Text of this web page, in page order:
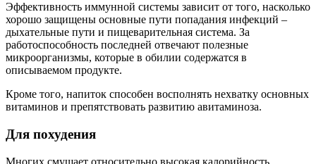
Эффективность иммунной системы зависит от того, насколько
хорошо защищены основные пути попадания инфекций –
дыхательные пути и пищеварительная система. За
работоспособность последней отвечают полезные
микроорганизмы, которые в обилии содержатся в
описываемом продукте.
Кроме того, напиток способен восполнять нехватку основных
витаминов и препятствовать развитию авитаминоза.
Для похудения
Многих смущает относительно высокая калорийность